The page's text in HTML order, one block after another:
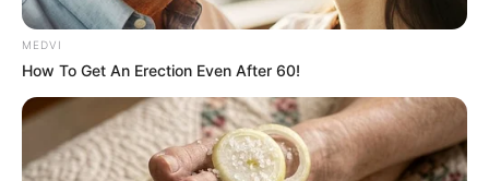
MEDVI
How To Get An Erection Even After 60!